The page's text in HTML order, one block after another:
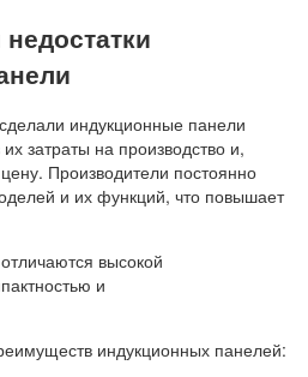
индукционные панели
затраты на производство и,
Производители постоянно
и их функций, что повышает
высокой
и
индукционных панелей: